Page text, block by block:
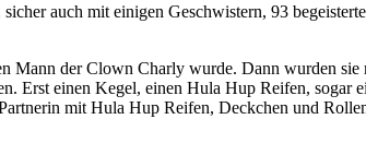
auch mit einigen Geschwistern, 93
Mann der Clown Charly wurde. Dann wurden
Erst einen Kegel, einen Hula Hup Reifen, sogar
mit Hula Hup Reifen, Deckchen und